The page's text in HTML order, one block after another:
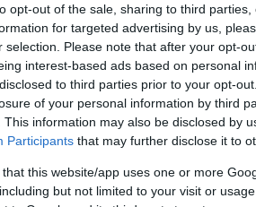
opt-out of the sale, sharing to third
for targeted advertising by us,
selection. Please note that after your opt-
interest-based ads based on personal
to third parties prior to your opt-
of your personal information by third
This information may also be disclosed by
Participants that may further disclose it to
that this website/app uses one or more
but not limited to your visit or
κοινού με τους βασικούς μας
Benz Group AG, CTO υπεύθυνος
τεχνολογικό συνεργάτη που θα
– κορυφαίες μπαταρίες
μας εντόπιων προμηθειών.
από τη δέσμευση της CATL για
στο Debrecen θα μας επιτρέψει να